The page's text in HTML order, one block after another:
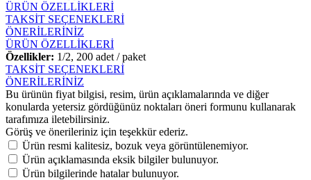
ÜRÜN ÖZELLİKLERİ
TAKSİT SEÇENEKLERİ
ÖNERİLERİNİZ
ÜRÜN ÖZELLİKLERİ
Özellikler: 1/2, 200 adet / paket
TAKSİT SEÇENEKLERİ
ÖNERİLERİNİZ
Bu ürünün fiyat bilgisi, resim, ürün açıklamalarında ve diğer
konularda yetersiz gördüğünüz noktaları öneri formunu kullanarak
tarafımıza iletebilirsiniz.
Görüş ve önerileriniz için teşekkür ederiz.
Ürün resmi kalitesiz, bozuk veya görüntülenemiyor.
Ürün açıklamasında eksik bilgiler bulunuyor.
Ürün bilgilerinde hatalar bulunuyor.